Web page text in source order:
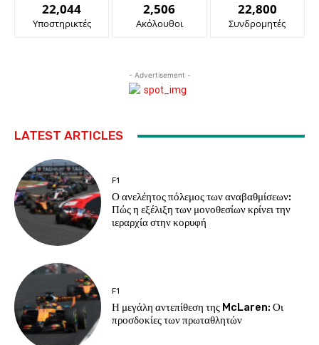
22,044
Υποστηρικτές
2,506
Ακόλουθοι
22,800
Συνδρομητές
- Advertisement -
LATEST ARTICLES
F1
Ο ανελέητος πόλεμος των αναβαθμίσεων:
Πώς η εξέλιξη των μονοθεσίων κρίνει την
ιεραρχία στην κορυφή
F1
Η μεγάλη αντεπίθεση της McLaren: Οι
προσδοκίες των πρωταθλητών